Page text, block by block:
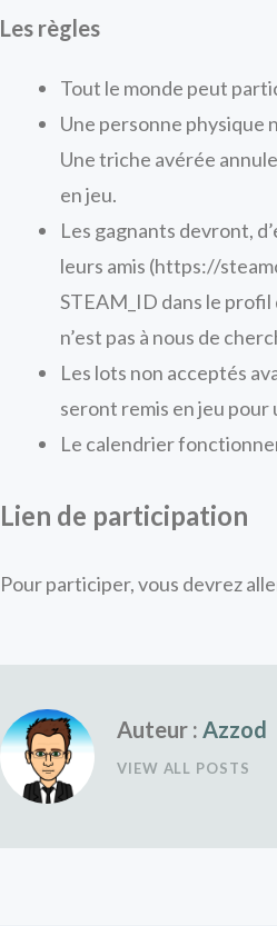
Les règles
Tout le monde peut
Une personne physique
Une triche avérée
en jeu.
Les gagnants devront,
leurs amis (https://
STEAM_ID dans le
n’est pas à nous de
Les lots non acceptés
seront remis en jeu
Le calendrier
Lien de participation
Pour participer, vous devrez
Auteur : Azzod
VIEW ALL POSTS